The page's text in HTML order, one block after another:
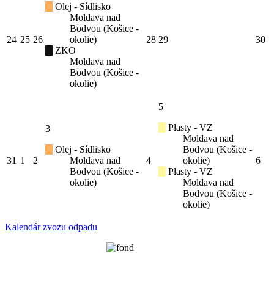
24 25 26
Olej - Sídlisko
Moldava nad
Bodvou (Košice -
okolie)
ZKO
Moldava nad
Bodvou (Košice -
okolie)
28 29 30
31 1 2
3
Olej - Sídlisko
Moldava nad
Bodvou (Košice -
okolie)
4
5
Plasty - VZ
Moldava nad
Bodvou (Košice -
okolie)
Plasty - VZ
Moldava nad
Bodvou (Košice -
okolie)
6
Kalendár zvozu odpadu